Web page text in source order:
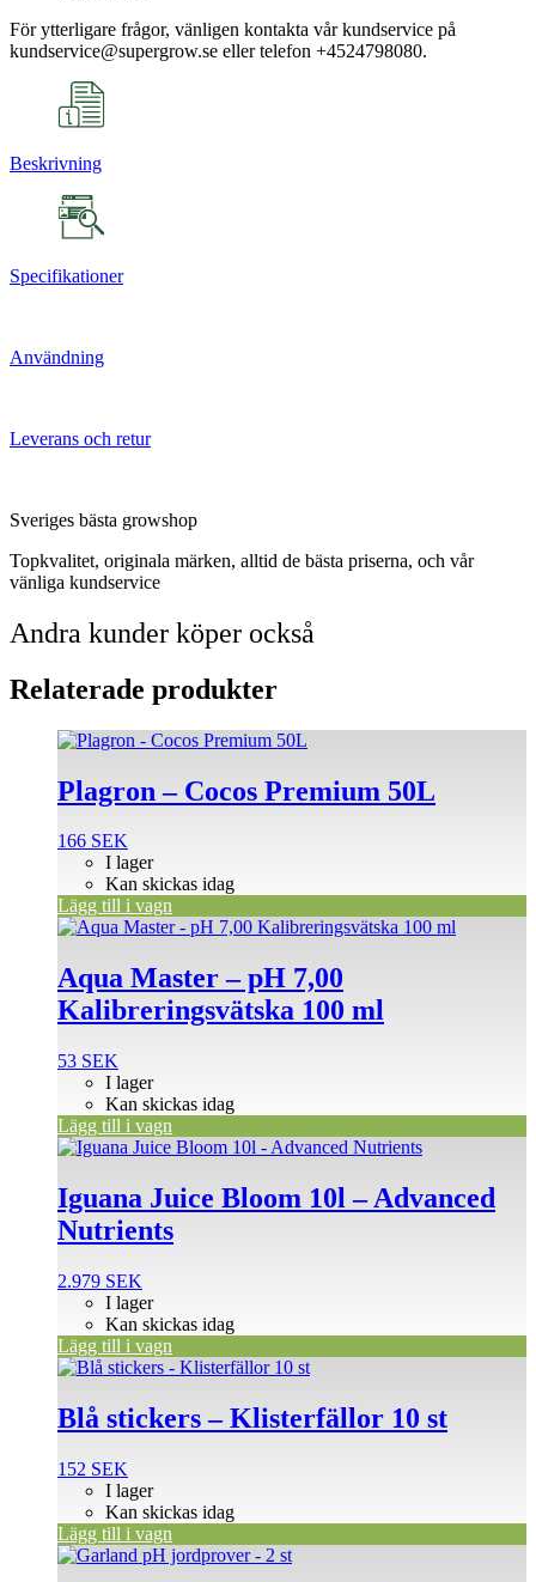
För ytterligare frågor, vänligen kontakta vår kundservice på
kundservice@supergrow.se eller telefon +4524798080.
Beskrivning
Specifikationer
Användning
Leverans och retur
Sveriges bästa growshop
Topkvalitet, originala märken, alltid de bästa priserna, och vår
vänliga kundservice
Andra kunder köper också
Relaterade produkter
Plagron – Cocos Premium 50L
166 SEK
I lager
Kan skickas idag
Lägg till i vagn
Aqua Master – pH 7,00
Kalibreringsvätska 100 ml
53 SEK
I lager
Kan skickas idag
Lägg till i vagn
Iguana Juice Bloom 10l – Advanced
Nutrients
2.979 SEK
I lager
Kan skickas idag
Lägg till i vagn
Blå stickers – Klisterfällor 10 st
152 SEK
I lager
Kan skickas idag
Lägg till i vagn